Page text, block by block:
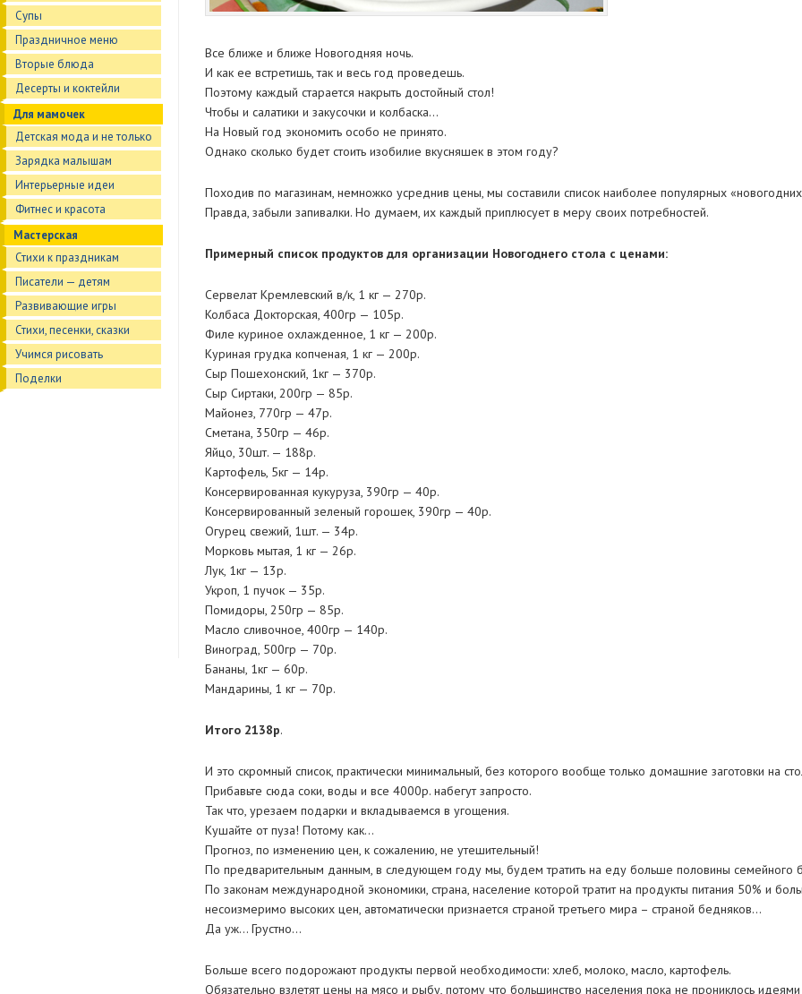
Супы
Праздничное меню
Вторые блюда
Десерты и коктейли
Для мамочек
Детская мода и не только
Зарядка малышам
Интерьерные идеи
Фитнес и красота
Мастерская
Стихи к праздникам
Писатели — детям
Развивающие игры
Стихи, песенки, сказки
Учимся рисовать
Поделки
Все ближе и ближе Новогодняя ночь.
И как ее встретишь, так и весь год проведешь.
Поэтому каждый старается накрыть достойный стол!
Чтобы и салатики и закусочки и колбаска…
На Новый год экономить особо не принято.
Однако сколько будет стоить изобилие вкусняшек в этом году?
Походив по магазинам, немножко усреднив цены, мы составили список наиболее популярных
Правда, забыли запивалки. Но думаем, их каждый приплюсует в меру своих потребностей.
Примерный список продуктов для организации Новогоднего стола с ценами:
Сервелат Кремлевский в/к, 1 кг — 270р.
Колбаса Докторская, 400гр — 105р.
Филе куриное охлажденное, 1 кг — 200р.
Куриная грудка копченая, 1 кг — 200р.
Сыр Пошехонский, 1кг — 370р.
Сыр Сиртаки, 200гр — 85р.
Майонез, 770гр — 47р.
Сметана, 350гр — 46р.
Яйцо, 30шт. — 188р.
Картофель, 5кг — 14р.
Консервированная кукуруза, 390гр — 40р.
Консервированный зеленый горошек, 390гр — 40р.
Огурец свежий, 1шт. — 34р.
Морковь мытая, 1 кг — 26р.
Лук, 1кг — 13р.
Укроп, 1 пучок — 35р.
Помидоры, 250гр — 85р.
Масло сливочное, 400гр — 140р.
Виноград, 500гр — 70р.
Бананы, 1кг — 60р.
Мандарины, 1 кг — 70р.
Итого 2138р.
И это скромный список, практически минимальный, без которого вообще только домашние заготовки на
Прибавьте сюда соки, воды и все 4000р. набегут запросто.
Так что, урезаем подарки и вкладываемся в угощения.
Кушайте от пуза! Потому как…
Прогноз, по изменению цен, к сожалению, не утешительный!
По предварительным данным, в следующем году мы, будем тратить на еду больше половины семейного
По законам международной экономики, страна, население которой тратит на продукты питания 50% и
несоизмеримо высоких цен, автоматически признается страной третьего мира – страной бедняков…
Да уж… Грустно…
Больше всего подорожают продукты первой необходимости: хлеб, молоко, масло, картофель.
Обязательно взлетят цены на мясо и рыбу, потому что большинство населения пока не прониклось идеями